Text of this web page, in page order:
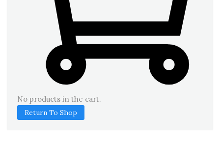
No products in the cart.
Return To Shop